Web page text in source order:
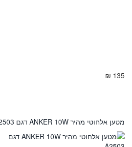
135 ₪
מטען אלחוטי מהיר ANKER 10W דגם A2503